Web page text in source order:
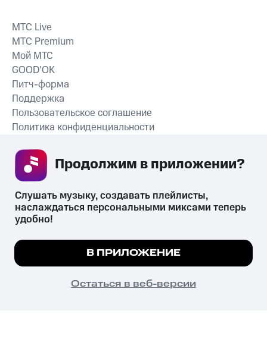
СКАЧАТЬ ПРИЛОЖЕНИЕ
MTС Live
MTС Premium
Мой МТС
GOOD’OK
Питч-форма
Поддержка
Пользовательское соглашение
Политика конфиденциальности
психотропных веществ, их аналогов причиняет вред здоровью,
их незаконный оборот запрещён и влечёт установленную
законодательством ответственность.
© 2026 ООО «КИОН».
Все права защищены
Мы используем куки, чтобы на сайте все
Подробнее
ПОНЯТНО
Слушать музыку, создавать плейлисты,
наслаждаться персональными миксами теперь
удобно!
В ПРИЛОЖЕНИЕ
Остаться в веб-версии